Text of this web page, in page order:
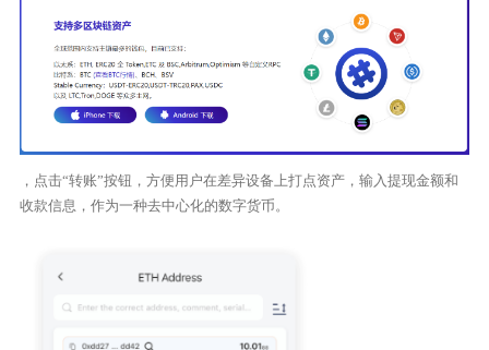
，点击“转账”按钮，方便用户在差异设备上打点资产，输入提现金额和
收款信息，作为一种去中心化的数字货币。